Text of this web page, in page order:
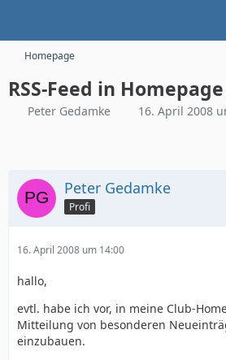
Homepage
RSS-Feed in
Peter Gedamke 16. April 2008
Peter Gedamke
Profi
16. April 2008 um 14:00
hallo,
evtl. habe ich vor, in meine Club-
Mitteilung von besonderen
einzubauen.